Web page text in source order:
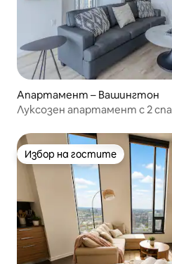
Апартамент – Вашингтон
Луксозен апартамент с 2
Избор на гостите
Избор на гостите